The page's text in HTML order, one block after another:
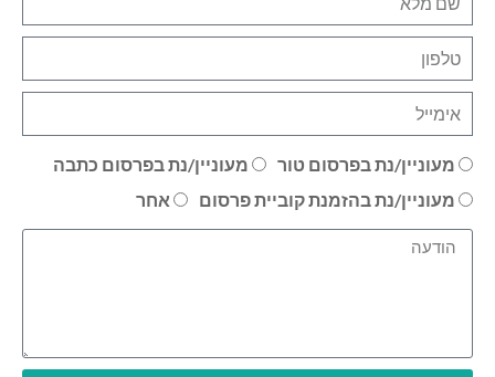
מעוניין/נת בפרסום טור
מעוניין/נת בפרסום כתבה
מעוניין/נת בהזמנת קוביית פרסום
אחר